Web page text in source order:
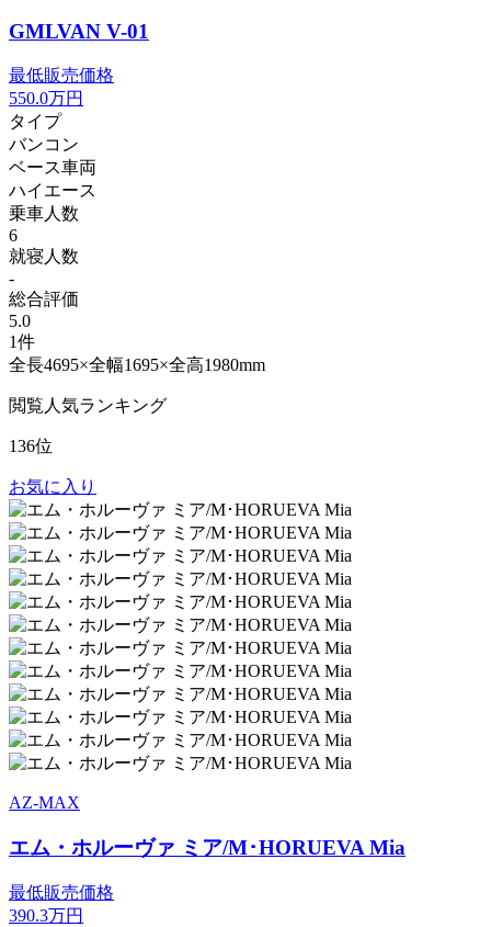
GMLVAN V-01
最低販売価格
550.0万円
タイプ
バンコン
ベース車両
ハイエース
乗車人数
6
就寝人数
-
総合評価
5.0
1件
全長4695×全幅1695×全高1980mm
閲覧人気ランキング
136位
お気に入り
AZ-MAX
エム・ホルーヴァ ミア/M･HORUEVA Mia
最低販売価格
390.3万円